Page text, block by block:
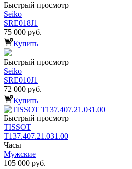
Быстрый просмотр
Seiko
SRE018J1
75 000 руб.
Купить
Быстрый просмотр
Seiko
SRE010J1
72 000 руб.
Купить
Быстрый просмотр
TISSOT
T137.407.21.031.00
Часы
Мужские
105 000 руб.